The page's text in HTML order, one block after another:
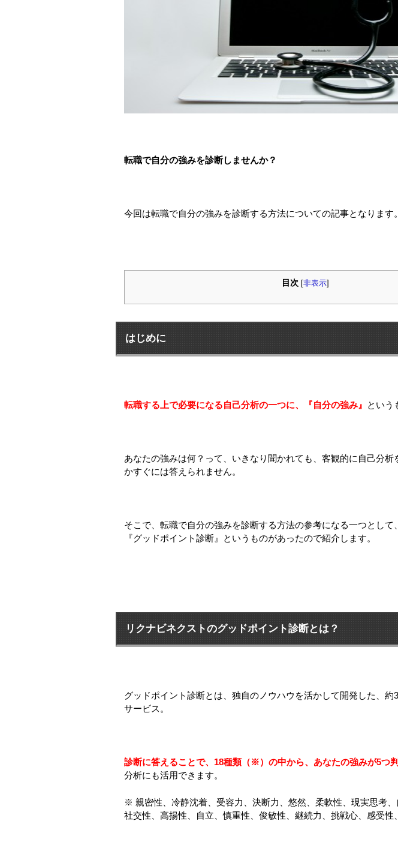
転職で自分の強みを診断しませんか？
今回は転職で自分の強みを診断する方法についての記事となります。
目次 [非表示]
はじめに
転職する上で必要になる自己分析の一つに、『自分の強み』 という
あなたの強みは何？って、いきなり聞かれても、客観的に自己分析
かすぐには答えられません。
そこで、転職で自分の強みを診断する方法の参考になる一つとして
『グッドポイント診断』というものがあったので紹介します。
リクナビネクストのグッドポイント診断とは？
グッドポイント診断とは、独自のノウハウを活かして開発した、約
サービス。
診断に答えることで、18種類（※）の中から、あなたの強みが5つ
分析にも活用できます。
※ 親密性、冷静沈着、受容力、決断力、悠然、柔軟性、現実思考、
社交性、高揚性、自立、慎重性、俊敏性、継続力、挑戦心、感受性